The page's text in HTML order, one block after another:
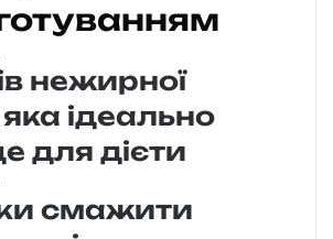
нежирної
ідеально
для дієти
смажити